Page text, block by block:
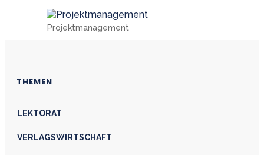
Projektmanagement
THEMEN
LEKTORAT
VERLAGSWIRTSCHAFT